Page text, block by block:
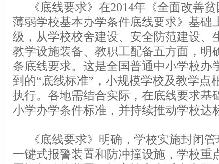
《底线要求》在2014年《全面改善
薄弱学校基本办学条件底线要求》基础
级，从学校校舍建设、安全防范建设、
教学设施装备、教职工配备五方面，明
条底线要求。这是全国普通中小学校办
到的“底线标准”，小规模学校及教学点
执行。各地需结合实际，在底线要求基
小学办学条件标准，并持续推动学校达
《底线要求》明确，学校实施封闭
一键式报警装置和防冲撞设施，学校重